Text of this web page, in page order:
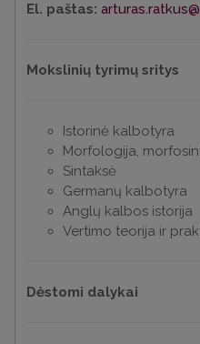
El. paštas:
Mokslinių tyrimų sritys
Istorinė kalbotyra
Morfologija,
Sintaksė
Germanų kalbotyra
Anglų kalbos istorija
Vertimo teorija ir
Dėstomi dalykai